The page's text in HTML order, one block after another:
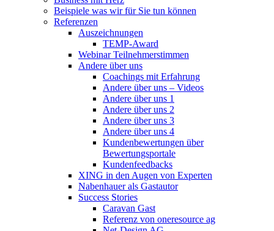
Beispiele was wir für Sie tun können
Referenzen
Auszeichnungen
TEMP-Award
Webinar Teilnehmerstimmen
Andere über uns
Coachings mit Erfahrung
Andere über uns – Videos
Andere über uns 1
Andere über uns 2
Andere über uns 3
Andere über uns 4
Kundenbewertungen über
Bewertungsportale
Kundenfeedbacks
XING in den Augen von Experten
Nabenhauer als Gastautor
Success Stories
Caravan Gast
Referenz von oneresource ag